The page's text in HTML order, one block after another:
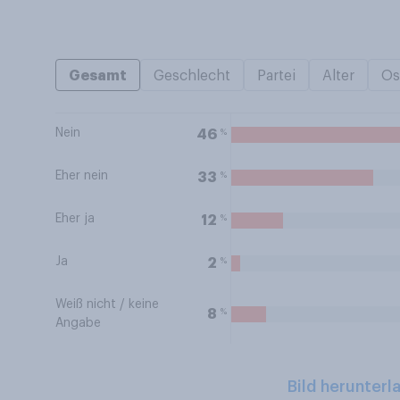
Gesamt Geschlecht Partei Alter
Nein 46 %
Eher nein 33 %
Eher ja 12 %
Ja 2 %
Weiß nicht / keine
Angabe
8 %
Bild